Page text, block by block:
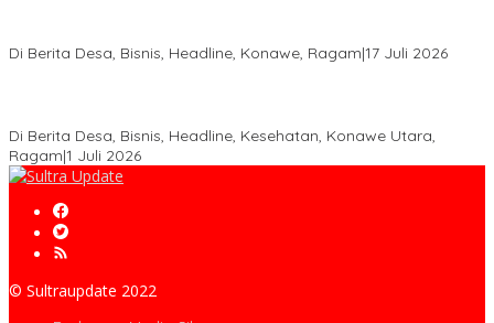
Di Berita Desa, Bisnis, Headline, Konawe, Ragam|17 Juli 2026
Di Berita Desa, Bisnis, Headline, Kesehatan, Konawe Utara,
Ragam|1 Juli 2026
© Sultraupdate 2022